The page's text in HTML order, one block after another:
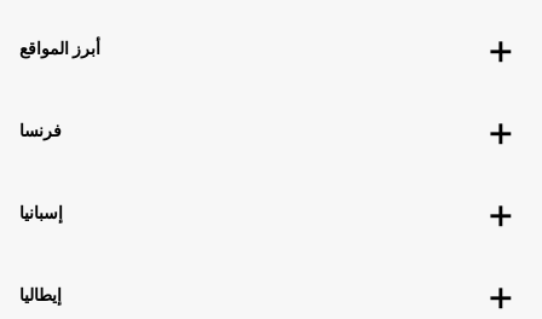
أبرز المواقع
فرنسا
إسبانيا
إيطاليا